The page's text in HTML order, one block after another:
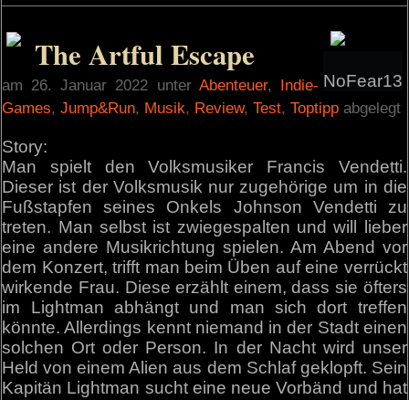
NoFear13
The Artful Escape
am 26. Januar 2022 unter Abenteuer, Indie-
Games,Jump&Run, Musik, Review,Test,Toptipp abgelegt
Story:
Man spielt den Volksmusiker Francis Vendetti.
Dieser ist der Volksmusik nur zugehörige um in die
Fußstapfen seines Onkels Johnson Vendetti zu
treten. Man selbst ist zwiegespalten und will lieber
eine andere Musikrichtung spielen. Am Abend vor
dem Konzert, trifft man beim Üben auf eine verrückt
wirkende Frau. Diese erzählt einem, dass sie öfters
im Lightman abhängt und man sich dort treffen
könnte. Allerdings kennt niemand in der Stadt einen
solchen Ort oder Person. In der Nacht wird unser
Held von einem Alien aus dem Schlaf geklopft. Sein
Kapitän Lightman sucht eine neue Vorbänd und hat